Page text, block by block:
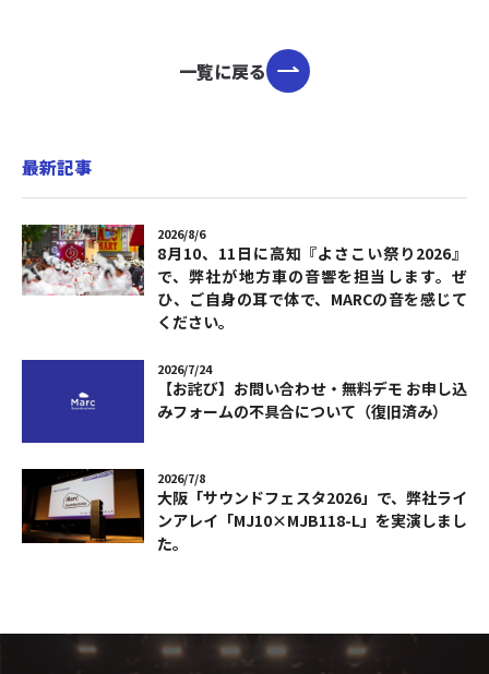
一覧に戻る
最新記事
2026/8/6
8月10、11日に高知『よさこい祭り2026』
で、弊社が地方車の音響を担当します。ぜ
ひ、ご自身の耳で体で、MARCの音を感じて
ください。
2026/7/24
【お詫び】お問い合わせ・無料デモ お申し込
みフォームの不具合について（復旧済み）
2026/7/8
大阪「サウンドフェスタ2026」で、弊社ライ
ンアレイ「MJ10×MJB118-L」を実演しまし
た。